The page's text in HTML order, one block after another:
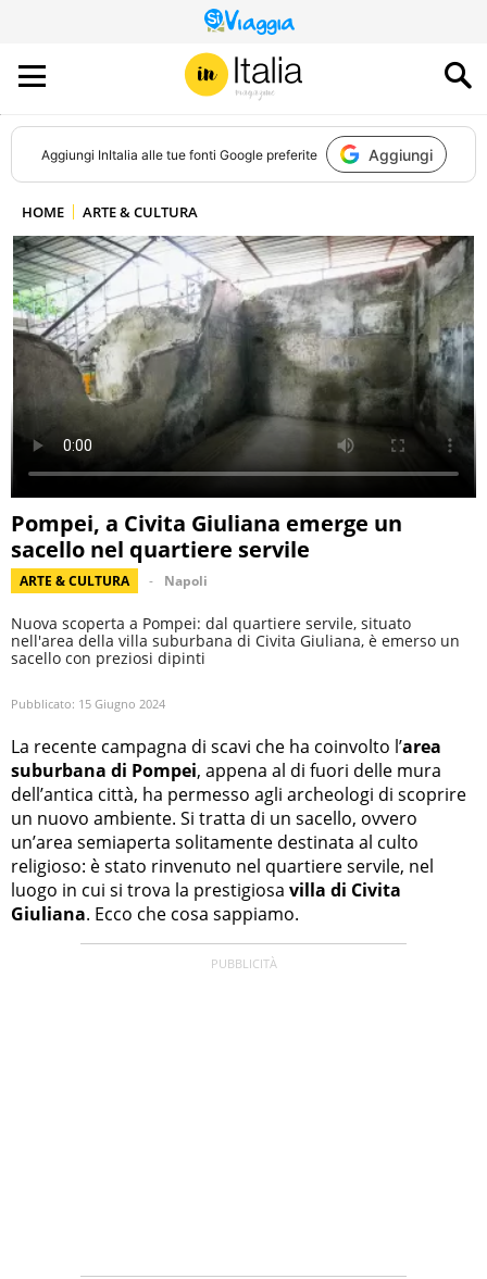
QUESTO
SITO
CONTRIBUISCE
ALL’AUDIENCE
DI
Aggiungi InItalia alle tue fonti Google preferite Aggiungi
HOME ARTE & CULTURA
Pompei, a Civita Giuliana emerge un
sacello nel quartiere servile
ARTE & CULTURA Napoli
Nuova scoperta a Pompei: dal quartiere servile, situato
nell'area della villa suburbana di Civita Giuliana, è emerso un
sacello con preziosi dipinti
Pubblicato: 15 Giugno 2024
La recente campagna di scavi che ha coinvolto l’area
suburbana di Pompei, appena al di fuori delle mura
dell’antica città, ha permesso agli archeologi di scoprire
un nuovo ambiente. Si tratta di un sacello, ovvero
un’area semiaperta solitamente destinata al culto
religioso: è stato rinvenuto nel quartiere servile, nel
luogo in cui si trova la prestigiosa villa di Civita
Giuliana. Ecco che cosa sappiamo.